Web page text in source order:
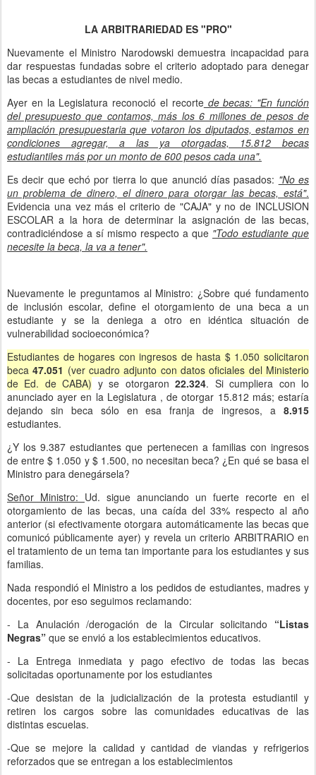
LA ARBITRARIEDAD ES"PRO"
Nuevamente el Ministro Narodowski demuestra incapacidad para
dar respuestas fundadas sobre el criterio adoptado para denegar
las becas a estudiantes de nivel medio.
Ayer en la Legislatura reconoció el recortede becas: "En función
del presupuesto que contamos, más los 6 millones de pesos de
ampliación presupuestaria que votaron los diputados, estamos en
condiciones agregar, a las ya otorgadas, 15.812 becas
estudiantiles más por un monto de 600 pesos cada una".
Es decir que echó por tierra lo que anunció días pasados: "No es
un problema de dinero, el dinero para otorgar las becas, está".
Evidencia una vez más el criterio de "CAJA" y no de INCLUSION
ESCOLAR a la hora de determinar la asignación de las becas,
contradiciéndose a sí mismo respecto a que "Todo estudiante que
necesite la beca, la va a tener".
Nuevamente le preguntamos al Ministro: ¿Sobre qué fundamento
de inclusión escolar, define el otorgamiento de una beca a un
estudiante y se la deniega a otro en idéntica situación de
vulnerabilidad socioeconómica?
Estudiantes de hogares con ingresos de hasta $ 1.050 solicitaron
beca47.051 (ver cuadro adjunto con datos oficiales del Ministerio
de Ed. de CABA) y se otorgaron22.324. Si cumpliera con lo
anunciado ayer en la Legislatura , de otorgar 15.812 más; estaría
dejando sin beca sólo en esa franja de ingresos, a 8.915
estudiantes.
¿Y los 9.387 estudiantes que pertenecen a familias con ingresos
de entre $ 1.050 y $ 1.500, no necesitan beca? ¿En qué se basa el
Ministro para denegársela?
Señor Ministro: Ud. sigue anunciando un fuerte recorte en el
otorgamiento de las becas, una caída del33% respecto al año
anterior (si efectivamente otorgara automáticamente las becas que
comunicó públicamente ayer) y revela un criterio ARBITRARIO en
el tratamiento de un tema tan importante para los estudiantes y sus
familias.
Nada respondió el Ministro a los pedidos de estudiantes, madres y
docentes, por eso seguimos reclamando:
- La Anulación /derogación de la Circular solicitando “Listas
Negras” que se envió a los establecimientos educativos.
- La Entrega inmediata y pago efectivo de todas las becas
solicitadas oportunamente por los estudiantes
-Que desistan de la judicialización de la protesta estudiantil y
retiren los cargos sobre las comunidades educativas de las
distintas escuelas.
-Que se mejore la calidad y cantidad de viandas y refrigerios
reforzados que se entregan a los establecimientos